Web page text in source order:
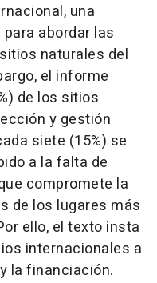
una
abordar las
naturales del
el informe
de los sitios
y gestión
siete (15%) se
a la falta de
compromete la
de los lugares más
ello, el texto insta
internacionales a
la financiación.